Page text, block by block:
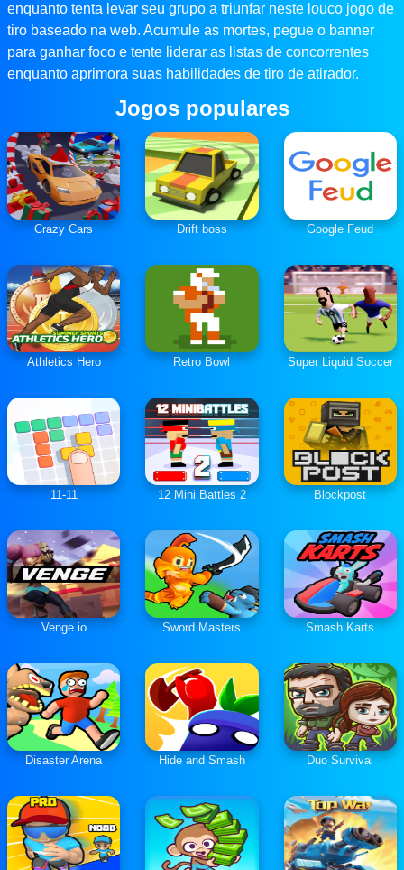
enquanto tenta levar seu grupo a triunfar neste louco jogo de
tiro baseado na web. Acumule as mortes, pegue o banner
para ganhar foco e tente liderar as listas de concorrentes
enquanto aprimora suas habilidades de tiro de atirador.
Jogos populares
Crazy Cars Drift boss Google Feud
Athletics Hero Retro Bowl Super Liquid Soccer
11-11 12 Mini Battles 2 Blockpost
Venge.io Sword Masters Smash Karts
Disaster Arena Hide and Smash Duo Survival